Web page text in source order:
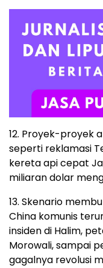
12. Proyek-proyek
seperti reklamasi
kereta api cepat
miliaran dolar
13. Skenario
China komunis
insiden di Halim,
Morowali, sampai
gagalnya revolusi